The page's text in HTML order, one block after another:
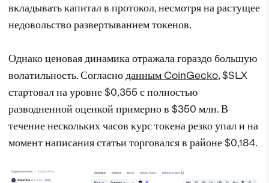
вкладывать капитал в протокол, несмотря на растущее
недовольство развертыванием токенов.
Однако ценовая динамика отражала гораздо большую
волатильность. Согласно данным CoinGecko, $SLX
стартовал на уровне $0,355 с полностью
разводненной оценкой примерно в $350 млн. В
течение нескольких часов курс токена резко упал и на
момент написания статьи торговался в районе $0,184.